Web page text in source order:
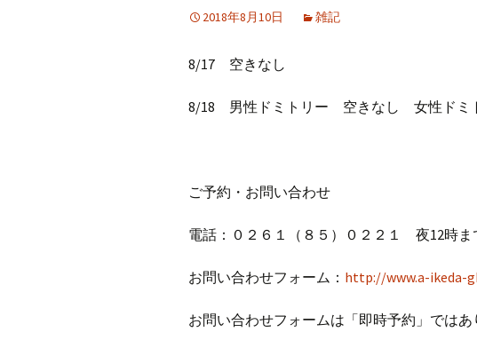
2018年8月10日 雑記
8/17 空きなし
8/18 男性ドミトリー 空きなし 女性ドミ
ご予約・お問い合わせ
電話：０２６１（８５）０２２１ 夜12時ま
お問い合わせフォーム： http://www.a-ikeda-
お問い合わせフォームは「即時予約」ではあ